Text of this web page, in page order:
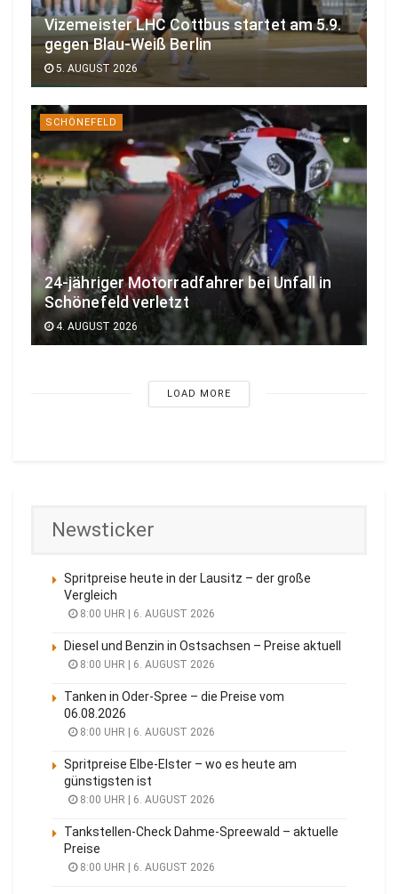
Vizemeister LHC Cottbus startet am 5.9.
gegen Blau-Weiß Berlin
5. AUGUST 2026
SCHÖNEFELD
24-jähriger Motorradfahrer bei Unfall in
Schönefeld verletzt
4. AUGUST 2026
LOAD MORE
Newsticker
Spritpreise heute in der Lausitz – der große
Vergleich
8:00 UHR | 6. AUGUST 2026
Diesel und Benzin in Ostsachsen – Preise aktuell
8:00 UHR | 6. AUGUST 2026
Tanken in Oder-Spree – die Preise vom
06.08.2026
8:00 UHR | 6. AUGUST 2026
Spritpreise Elbe-Elster – wo es heute am
günstigsten ist
8:00 UHR | 6. AUGUST 2026
Tankstellen-Check Dahme-Spreewald – aktuelle
Preise
8:00 UHR | 6. AUGUST 2026